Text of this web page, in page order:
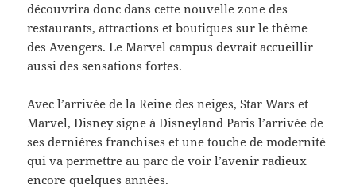
découvrira donc dans cette nouvelle zone des
restaurants, attractions et boutiques sur le thème
des Avengers. Le Marvel campus devrait accueillir
aussi des sensations fortes.
Avec l’arrivée de la Reine des neiges, Star Wars et
Marvel, Disney signe à Disneyland Paris l’arrivée de
ses dernières franchises et une touche de modernité
qui va permettre au parc de voir l’avenir radieux
encore quelques années.